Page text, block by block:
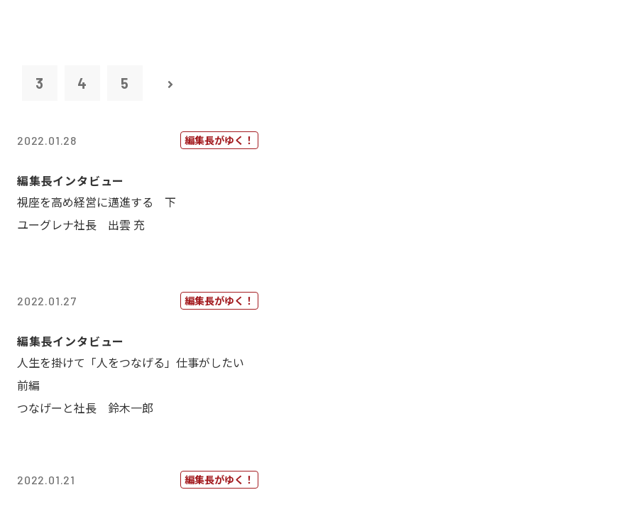
3 4 5
2022.01.28 編集長がゆく！
編集長インタビュー
視座を高め経営に邁進する 下
ユーグレナ社長 出雲 充
2022.01.27 編集長がゆく！
編集長インタビュー
人生を掛けて「人をつなげる」仕事がしたい
前編
つなげーと社長 鈴木一郎
2022.01.21 編集長がゆく！